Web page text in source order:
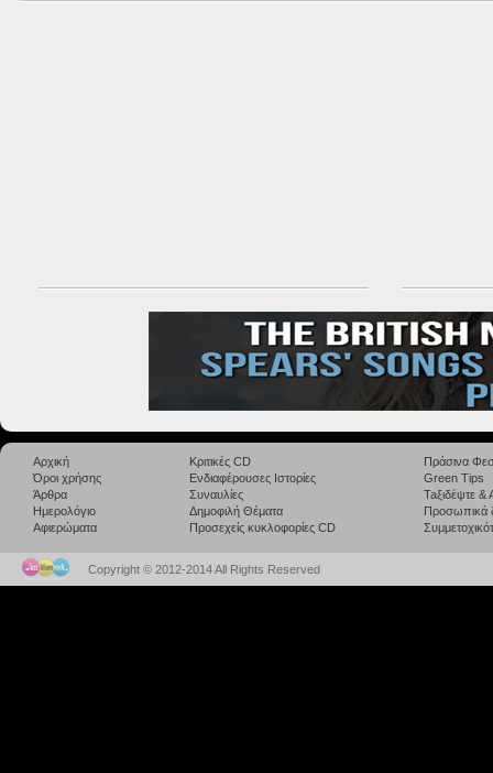
Αρχική
Όροι χρήσης
Άρθρα
Ημερολόγιο
Αφιερώματα
Κριτικές CD
Ενδιαφέρουσες Ιστορίες
Συναυλίες
Δημοφιλή Θέματα
Προσεχείς κυκλοφορίες CD
Πράσινα
Green Tips
Taξιδέψτε
Προσωπικά
Copyright © 2012-2014 All Rights Reserved